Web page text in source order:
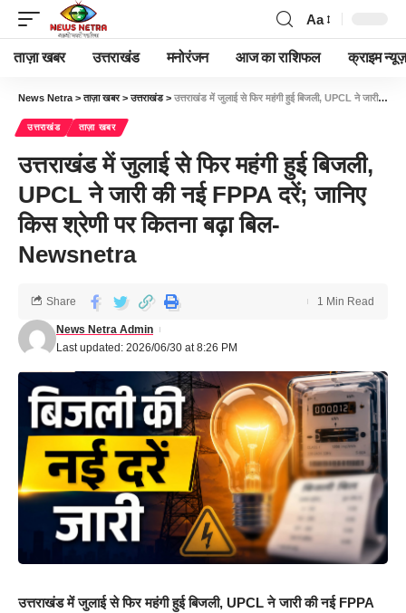
Aa
ताज़ा खबर उत्तराखंड मनोरंजन आज का राशिफल क्राइम न्यूज़
News Netra >ताज़ा खबर>उत्तराखंड> उत्तराखंड में जुलाई से फिर महंगी हुई बिजली, UPCL ने जारी की नई FPPA दरें; जानिए किस श्रेणी पर कितना बढ़ा बिल-Newsnetra
उत्तराखंड ताज़ा खबर
उत्तराखंड में जुलाई से फिर महंगी हुई बिजली,
UPCL ने जारी की नई FPPA दरें; जानिए
किस श्रेणी पर कितना बढ़ा बिल-
Newsnetra
Last updated: 2026/06/30 at 8:26 PM
News Netra Admin
Share 1 Min Read
उत्तराखंड में जुलाई से फिर महंगी हुई बिजली, UPCL ने जारी की नई FPPA